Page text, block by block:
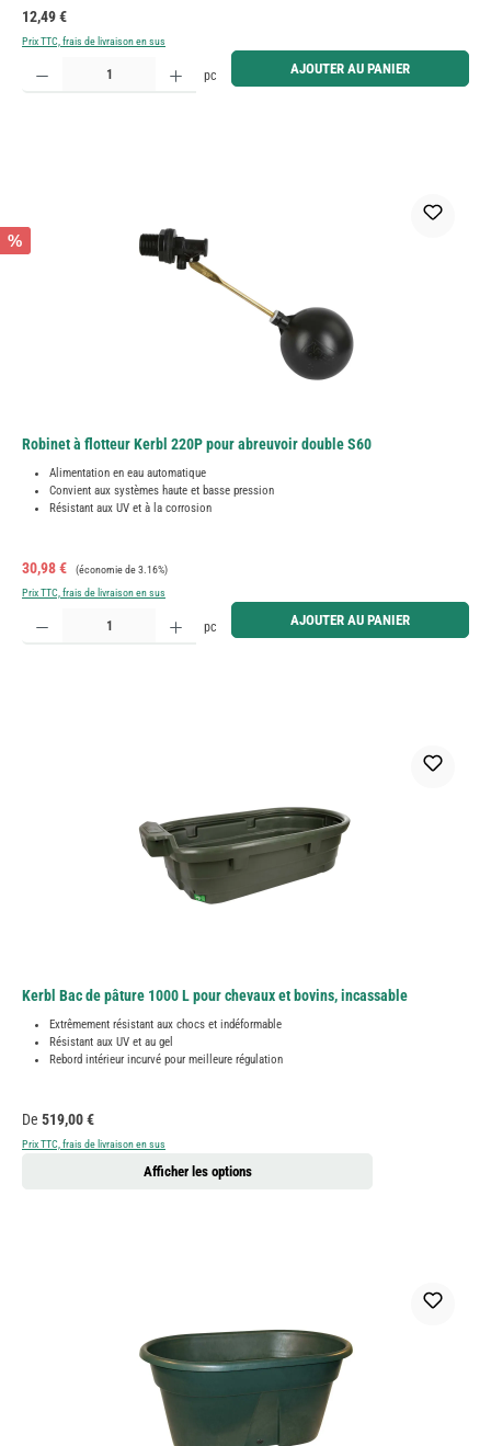
Prix régulier :
12,49 €
Prix TTC, frais de livraison en sus
Quantité de produit : Entrez la quantité souhaitée ou utilisez les boutons pour augmenter ou
pc AJOUTER AU PANIER
%
Robinet à flotteur Kerbl 220P pour abreuvoir double S60
Alimentation en eau automatique
Convient aux systèmes haute et basse pression
Résistant aux UV et à la corrosion
Prix de vente :
30,98 € Prix régulier :
(économie de 3.16%)
Prix TTC, frais de livraison en sus
Quantité de produit : Entrez la quantité souhaitée ou utilisez les boutons pour augmenter ou
pc AJOUTER AU PANIER
Kerbl Bac de pâture 1000 L pour chevaux et bovins, incassable
Extrêmement résistant aux chocs et indéformable
Résistant aux UV et au gel
Rebord intérieur incurvé pour meilleure régulation
Prix régulier :
De 519,00 €
Prix TTC, frais de livraison en sus
Afficher les options